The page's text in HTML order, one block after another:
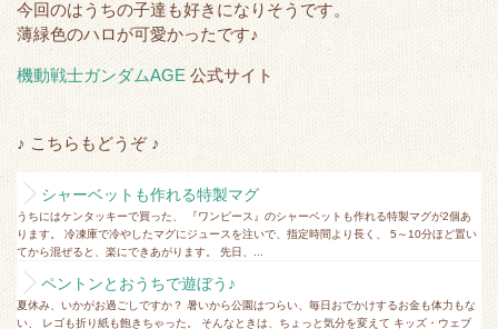
今回のはうちの子達も好きになりそうです。
薄緑色のハロが可愛かったです♪
機動戦士ガンダムAGE 公式サイト
♪ こちらもどうぞ ♪
シャーベットも作れる特製マグ
うちにはケンタッキーで買った、 『ワンピース』のシャーベットも作れる特製マグが2個あ
ります。 冷凍庫で冷やしたマグにジュースを注いで、指定時間より長く、 5～10分ほど置い
てから混ぜると、楽にできあがります。 先日、...
ペントンとおうちで遊ぼう♪
夏休み、いかがお過ごしですか？ 暑いから公園はつらい、毎日おでかけするお金も体力もな
い、 レゴも折り紙も飽きちゃった。 そんなときは、ちょっと気分を変えて キッズ・ウェブ